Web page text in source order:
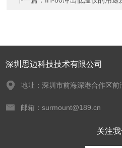
深圳思迈科技技术有限公司
地址：深圳市前海深港合作区前
邮箱：surmount@189.cn
关注